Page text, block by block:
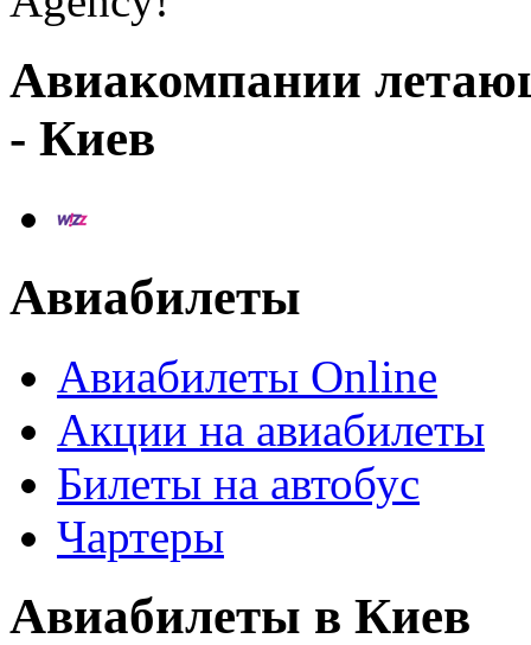
Авиакомпании
- Киев
Авиабилеты
Авиабилеты Online
Акции на авиабилеты
Билеты на автобус
Чартеры
Авиабилеты в Киев